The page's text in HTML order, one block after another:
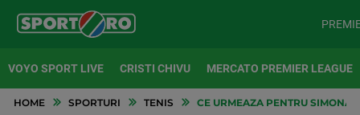
VOYO SPORT LIVE CRISTI CHIVU MERCATO PREMIER LEAGUE
HOME SPORTURI TENIS CE URMEAZA PENTRU SIMONA